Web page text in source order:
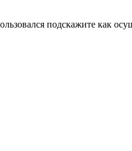
подскажите как